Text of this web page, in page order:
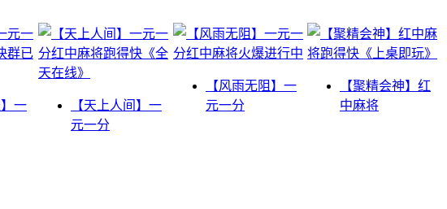
】一
【天上人间】一
元一分
【风雨无阻】一
元一分
【聚精会神】红
中麻将